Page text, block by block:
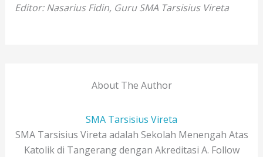
Editor: Nasarius Fidin, Guru SMA Tarsisius Vireta
About The Author
SMA Tarsisius Vireta
SMA Tarsisius Vireta adalah Sekolah Menengah Atas
Katolik di Tangerang dengan Akreditasi A. Follow